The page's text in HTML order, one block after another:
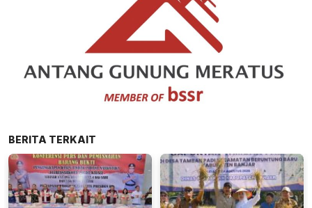
BERITA TERKAIT